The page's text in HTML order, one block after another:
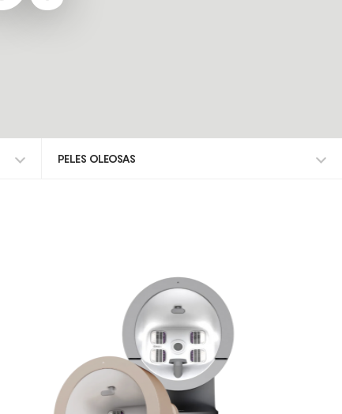
PELES OLEOSAS
ATROFIA VAGINAL
CELULITE ADIPOSA
CELULITE GRAU I-III
DEFINIÇÃO DO CONTORNO FACIAL
DEPILAÇÃO A LASER DIODO